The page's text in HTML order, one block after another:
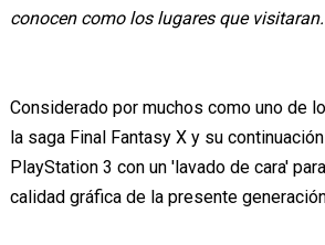
conocen como los lugares que visitaran.
Considerado por muchos como uno de
la saga Final Fantasy X y su
PlayStation 3 con un 'lavado de cara'
calidad gráfica de la presente